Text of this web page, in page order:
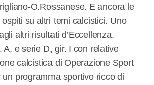
O.Rossanese. E ancora le
su altri temi calcistici. Uno
altri risultati d’Eccellenza,
A, e serie D, gir. I con relative
calcistica di Operazione Sport
programma sportivo ricco di